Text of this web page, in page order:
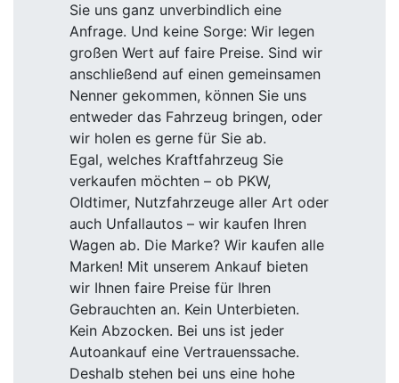
Sie uns ganz unverbindlich eine
Anfrage. Und keine Sorge: Wir legen
großen Wert auf faire Preise. Sind wir
anschließend auf einen gemeinsamen
Nenner gekommen, können Sie uns
entweder das Fahrzeug bringen, oder
wir holen es gerne für Sie ab.
Egal, welches Kraftfahrzeug Sie
verkaufen möchten – ob PKW,
Oldtimer, Nutzfahrzeuge aller Art oder
auch Unfallautos – wir kaufen Ihren
Wagen ab. Die Marke? Wir kaufen alle
Marken! Mit unserem Ankauf bieten
wir Ihnen faire Preise für Ihren
Gebrauchten an. Kein Unterbieten.
Kein Abzocken. Bei uns ist jeder
Autoankauf eine Vertrauenssache.
Deshalb stehen bei uns eine hohe